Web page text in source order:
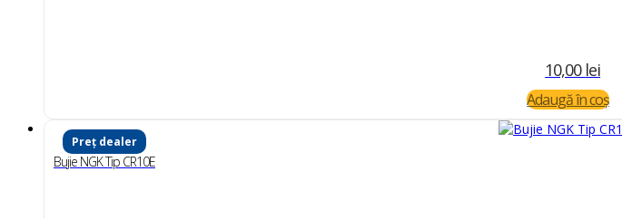
10,00 lei
Adaugă în coș
Preț dealer
Bujie NGK Tip CR10E